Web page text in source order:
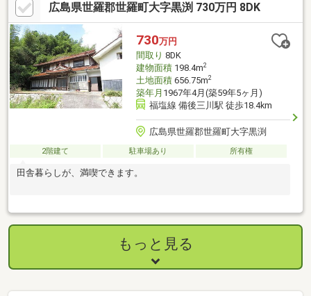
広島県世羅郡世羅町大字黒渕 730万円 8DK
730万円
間取り 8DK
建物面積198.4m2
土地面積656.75m2
築年月 1967年4月(築59年5ヶ月)
福塩線 備後三川駅 徒歩18.4km
広島県世羅郡世羅町大字黒渕
2階建て 駐車場あり 所有権
田舎暮らしが、満喫できます。
もっと見る